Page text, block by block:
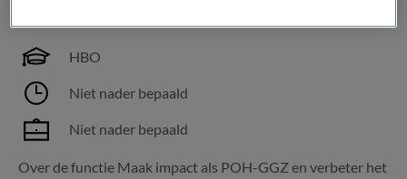
HBO
Niet nader bepaald
Niet nader bepaald
Over de functie Maak impact als POH-GGZ en verbeter het